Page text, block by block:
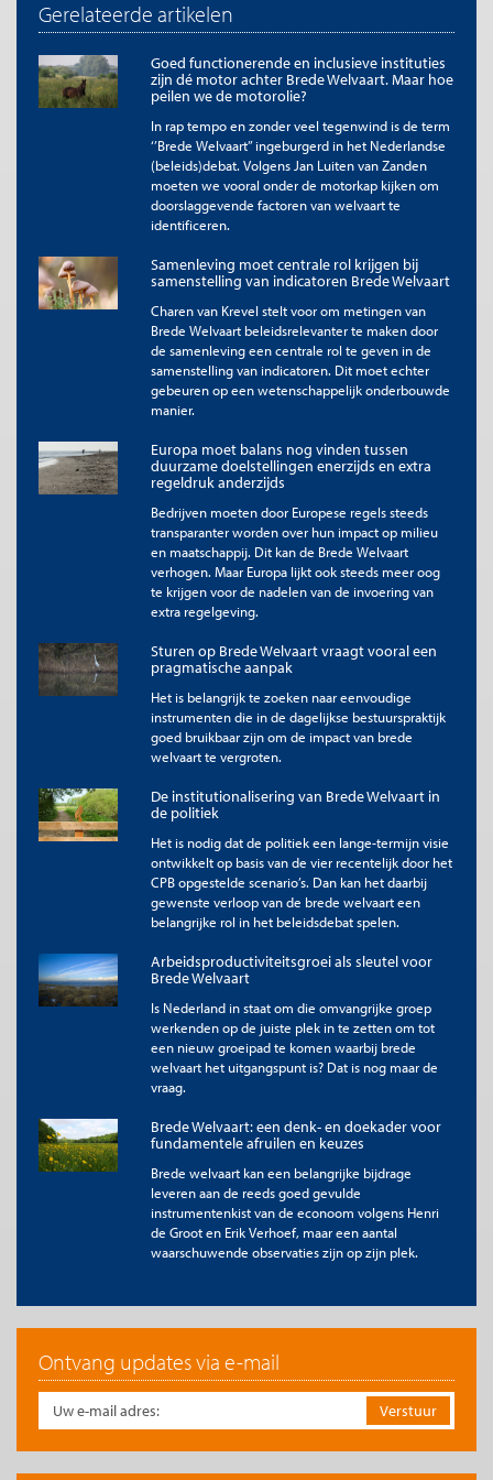
onderwijskwaliteit verhogen en de
basisvaardigheden verbeteren, maar
financiële middelen, een uitkomstmaat en
een streefwaarde bij dit doel ontbreken.
Een belangrijk onderscheid van de reflectie op de
kabinetsplannen (CPB, PBL, SCP, 2024) is dat tussen "aandacht
hebben voor" en "effectiviteit van" beleidsmaatregelen. Het
kabinet kan beleidsmatige aandacht besteden aan een thema
zonder dat het beleid leidt tot effectieve uitkomsten. Om een
uitspraak te doen over de effectiviteit van het beleid moeten er
evenwel studies en analyses liggen die onderbouwd hebben of
bepaalde maatregelen effectief zijn. Het is op dit moment niet
mogelijk om voor alle maatregelen een onderbouwde analyse
te doen over de effectiviteit. Ook was het beleid vaak nog
onvoldoende uitgewerkt om tot een uitspraak te komen over
de effectiviteit. Tot slot signaleren we ook als een kabinet geen
beleidsmatige aandacht geeft aan een bepaald thema,
bijvoorbeeld omdat het belang alleen woordelijk wordt
reserveringen aan worden verbonden.
Reflectie vanuit brede welvaart
In onze reflectie vanuit brede welvaart concluderen we dat het
kabinet de prioriteit legt op de brede welvaart in het "hier en
nu" in de op Prinsjesdag gepresenteerde plannen.[3]Het
kabinet stelt doelen en neemt maatregelen voor het
verbeteren van de koopkracht en financiële bestaanszekerheid,
reserveert extra geld voor het aanpakken van knelpunten op
bestuur’.Hiermee adresseert het kabinet belangrijke
knelpunten voor de brede welvaart in het hier en nu, op het
gebied van consumptie en inkomen (armoede), ruimtelijke
kwaliteit (woningbouw) en sociaal kapitaal (vertrouwen). Het
kabinet neemt daarnaast maatregelen om problematische
schulden aan te pakken en verlaagt de financiële drempel tot
zorg, door vanaf 2027 het eigen risico meer dan te halveren en
de maximale eigen bijdrage per behandeling in de medisch-
specialistische zorg te verlagen. Sommige van deze
maatregelen kunnen niet alleen positief zijn voor de brede
welvaart hier en nu, maar ook voor de brede welvaart later.
Om de extra uitgaven en lastenverlichtingen te bekostigen en
ervoor te zorgen dat de overheidsfinanciën op de korte termijn
(EMU) blijven, kort het kabinet met name op uitgaven op het
gebied van natuur, internationale samenwerking, klimaat en
het onderwijs – al zijn die laatste bezuinigingen in december
2024 deels teruggedraaid. Onderwijs en natuurlijk kapitaal zijn
belangrijke bronnen voor brede welvaart later.
Meerdere doelen vergen concrete invulling. Het kabinet wil
basisvaardigheden verbeteren, maar financiële middelen, een
uitkomstmaat en een streefwaarde bij dit doel ontbreken. Het
kabinet zet in op natuurherstel, maar in de plannen ontbreken
streefwaarden of afspraken over welke en hoeveel natuur er
dan precies hersteld moet worden. Beleidsinstrumenten die dit
doel ondersteunden (zoals de kritische depositiewaarde en de
geld beschikbaar in fondsen) zullen worden afgeschaft en
verbeteren en gezondheidsverschillen verkleinen. Concrete
doelen met streefwaarden ontbreken. Hierdoor is het
onduidelijk welke verschillen verkleind moeten worden en
De grote opgaven op het gebied van
Gerelateerde artikelen
Goed functionerende en inclusieve instituties
zijn dé motor achter Brede Welvaart. Maar hoe
peilen we de motorolie?
In rap tempo en zonder veel tegenwind is de term
‘’Brede Welvaart’’ ingeburgerd in het Nederlandse
(beleids)debat. Volgens Jan Luiten van Zanden
moeten we vooral onder de motorkap kijken om
doorslaggevende factoren van welvaart te
identificeren.
Samenleving moet centrale rol krijgen bij
samenstelling van indicatoren Brede Welvaart
Charen van Krevel stelt voor om metingen van
Brede Welvaart beleidsrelevanter te maken door
de samenleving een centrale rol te geven in de
samenstelling van indicatoren. Dit moet echter
gebeuren op een wetenschappelijk onderbouwde
manier.
Europa moet balans nog vinden tussen
duurzame doelstellingen enerzijds en extra
regeldruk anderzijds
Bedrijven moeten door Europese regels steeds
transparanter worden over hun impact op milieu
en maatschappij. Dit kan de Brede Welvaart
verhogen. Maar Europa lijkt ook steeds meer oog
te krijgen voor de nadelen van de invoering van
extra regelgeving.
Sturen op Brede Welvaart vraagt vooral een
pragmatische aanpak
Het is belangrijk te zoeken naar eenvoudige
instrumenten die in de dagelijkse bestuurspraktijk
goed bruikbaar zijn om de impact van brede
welvaart te vergroten.
De institutionalisering van Brede Welvaart in
de politiek
Het is nodig dat de politiek een lange-termijn visie
ontwikkelt op basis van de vier recentelijk door het
CPB opgestelde scenario’s. Dan kan het daarbij
gewenste verloop van de brede welvaart een
belangrijke rol in het beleidsdebat spelen.
Arbeidsproductiviteitsgroei als sleutel voor
Brede Welvaart
Is Nederland in staat om die omvangrijke groep
werkenden op de juiste plek in te zetten om tot
een nieuw groeipad te komen waarbij brede
welvaart het uitgangspunt is? Dat is nog maar de
vraag.
Brede Welvaart: een denk- en doekader voor
fundamentele afruilen en keuzes
Brede welvaart kan een belangrijke bijdrage
leveren aan de reeds goed gevulde
instrumentenkist van de econoom volgens Henri
de Groot en Erik Verhoef, maar een aantal
waarschuwende observaties zijn op zijn plek.
Ontvang updates via e-mail